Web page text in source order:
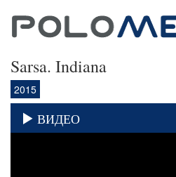
Sarsa. Indiana
2015
ВИДЕО